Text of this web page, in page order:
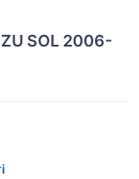
SOL 2006-